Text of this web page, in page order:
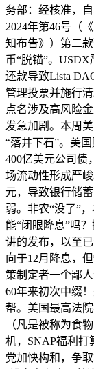
务部：经核准，
2024年第46号（
知布告》）第二
币“脱锚”。
还款导致Lista
管理投票并施行
点名涉及高风险
发急加剧。本周
“落井下石”。美
400亿美元公司债
场流动性形成严
元，导致银行储
弱。非农“没了”
能“闭眼降息”吗
讲的发布，以至
向于12月降息，
策制定者一个鄙
60年来初次中缀
帮。美国最高法
（凡是被称为食
机，SNAP福利打
党加快构和，争